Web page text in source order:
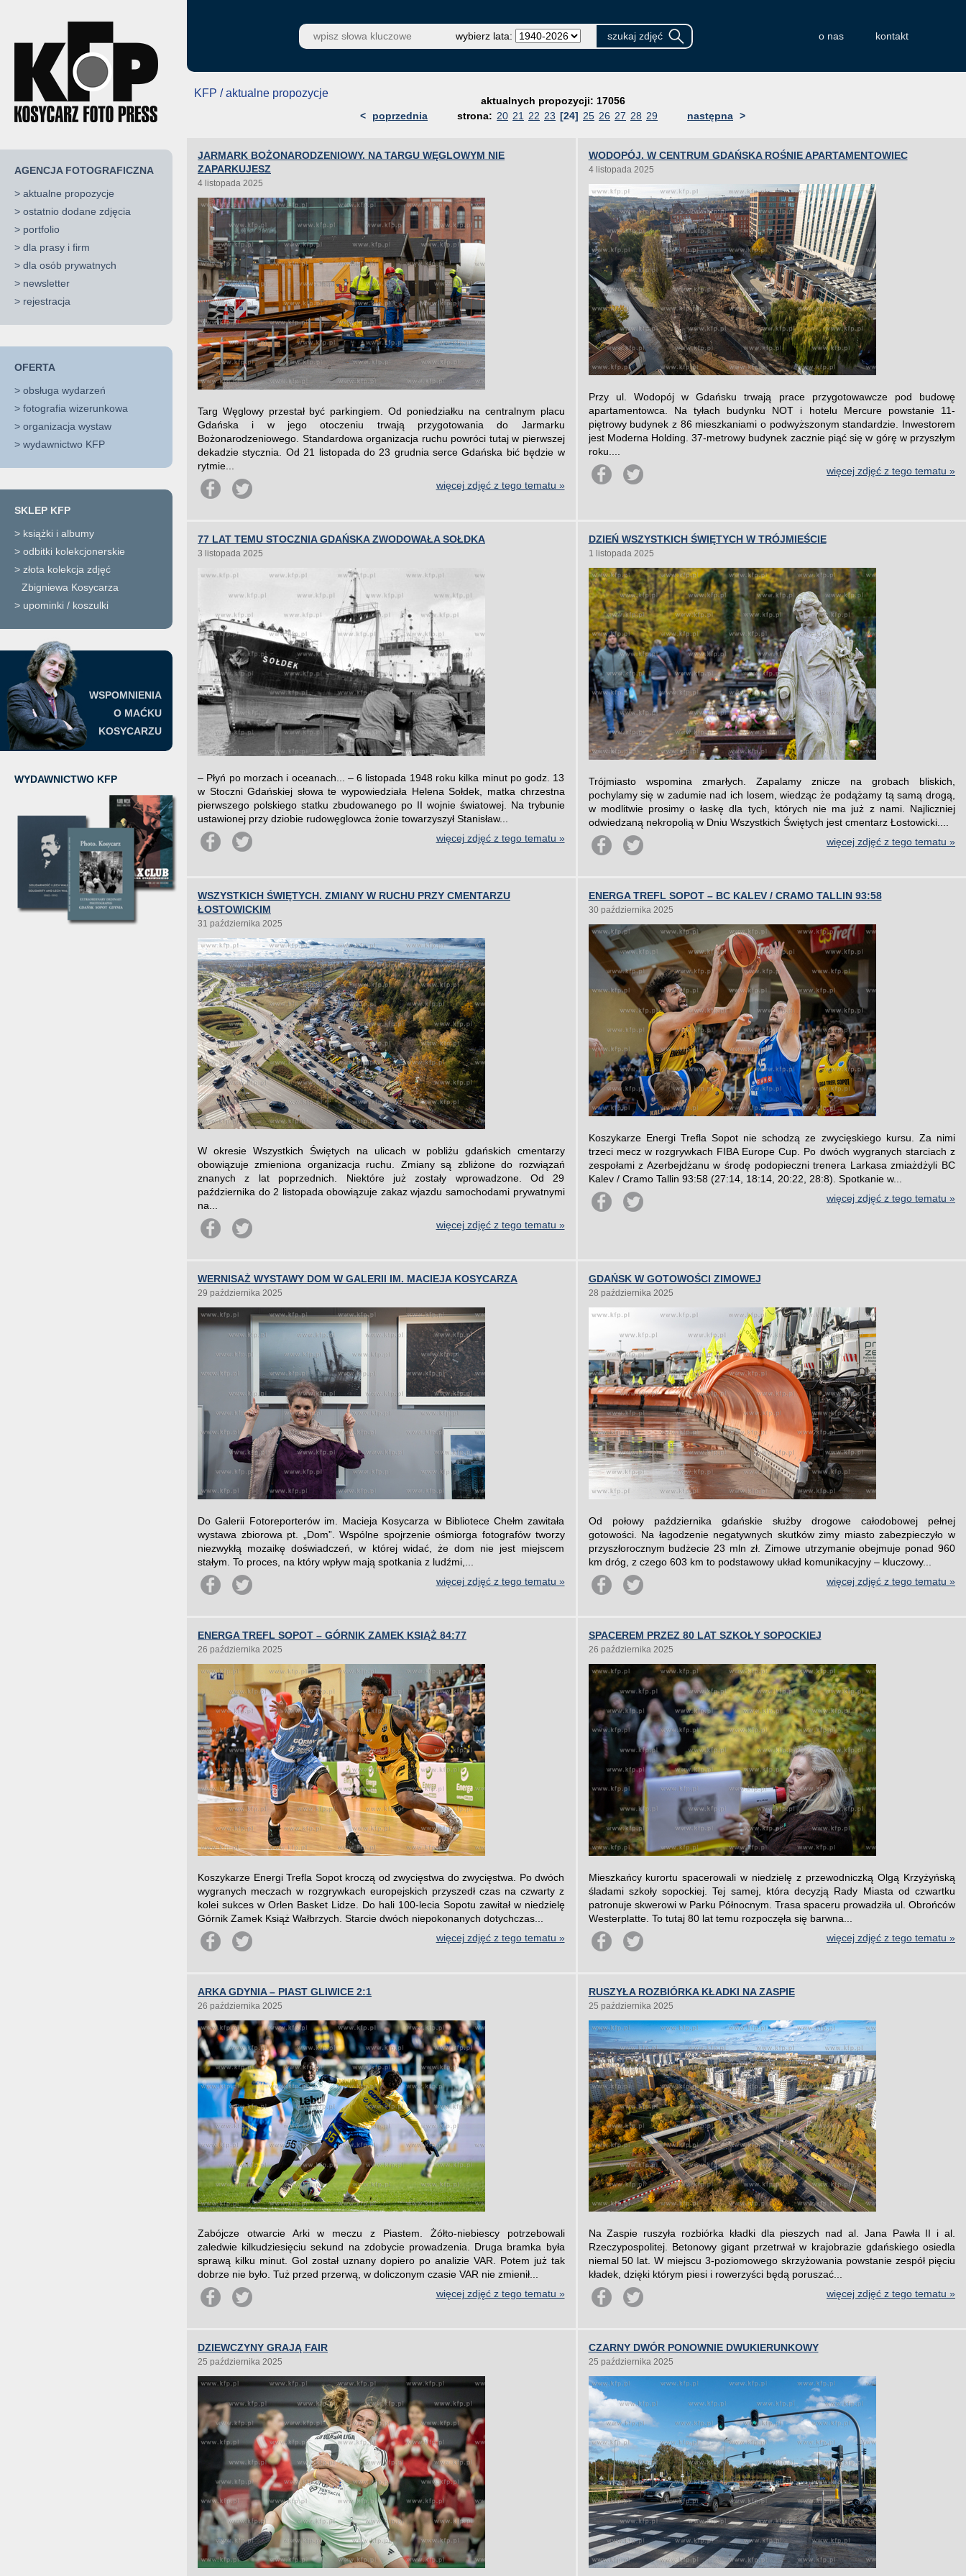
AGENCJA FOTOGRAFICZNA
> aktualne propozycje
> ostatnio dodane zdjęcia
> portfolio
> dla prasy i firm
> dla osób prywatnych
> newsletter
> rejestracja
OFERTA
> obsługa wydarzeń
> fotografia wizerunkowa
> organizacja wystaw
> wydawnictwo KFP
SKLEP KFP
> książki i albumy
> odbitki kolekcjonerskie
> złota kolekcja zdjęć
Zbigniewa Kosycarza
> upominki / koszulki
WSPOMNIENIA
O MAĆKU
KOSYCARZU
WYDAWNICTWO KFP
wybierz lata: o nas kontakt
KFP / aktualne propozycje
aktualnych propozycji: 17056
<
poprzednia strona: 20 21 22 23 [24] 25 26 27 28 29 następna >
JARMARK BOŻONARODZENIOWY. NA TARGU WĘGLOWYM NIE
ZAPARKUJESZ
4 listopada 2025
Targ Węglowy przestał być parkingiem. Od poniedziałku na centralnym placu
Gdańska i w jego otoczeniu trwają przygotowania do Jarmarku
Bożonarodzeniowego. Standardowa organizacja ruchu powróci tutaj w pierwszej
dekadzie stycznia. Od 21 listopada do 23 grudnia serce Gdańska bić będzie w
rytmie...
więcej zdjęć z tego tematu »
WODOPÓJ. W CENTRUM GDAŃSKA ROŚNIE APARTAMENTOWIEC
4 listopada 2025
Przy ul. Wodopój w Gdańsku trwają prace przygotowawcze pod budowę
apartamentowca. Na tyłach budynku NOT i hotelu Mercure powstanie 11-
piętrowy budynek z 86 mieszkaniami o podwyższonym standardzie. Inwestorem
jest Moderna Holding. 37-metrowy budynek zacznie piąć się w górę w przyszłym
roku....
więcej zdjęć z tego tematu »
77 LAT TEMU STOCZNIA GDAŃSKA ZWODOWAŁA SOŁDKA
3 listopada 2025
– Płyń po morzach i oceanach... – 6 listopada 1948 roku kilka minut po godz. 13
w Stoczni Gdańskiej słowa te wypowiedziała Helena Sołdek, matka chrzestna
pierwszego polskiego statku zbudowanego po II wojnie światowej. Na trybunie
ustawionej przy dziobie rudowęglowca żonie towarzyszył Stanisław...
więcej zdjęć z tego tematu »
DZIEŃ WSZYSTKICH ŚWIĘTYCH W TRÓJMIEŚCIE
1 listopada 2025
Trójmiasto wspomina zmarłych. Zapalamy znicze na grobach bliskich,
pochylamy się w zadumie nad ich losem, wiedząc że podążamy tą samą drogą,
w modlitwie prosimy o łaskę dla tych, których nie ma już z nami. Najliczniej
odwiedzaną nekropolią w Dniu Wszystkich Świętych jest cmentarz Łostowicki....
więcej zdjęć z tego tematu »
WSZYSTKICH ŚWIĘTYCH. ZMIANY W RUCHU PRZY CMENTARZU
ŁOSTOWICKIM
31 października 2025
W okresie Wszystkich Świętych na ulicach w pobliżu gdańskich cmentarzy
obowiązuje zmieniona organizacja ruchu. Zmiany są zbliżone do rozwiązań
znanych z lat poprzednich. Niektóre już zostały wprowadzone. Od 29
października do 2 listopada obowiązuje zakaz wjazdu samochodami prywatnymi
na...
więcej zdjęć z tego tematu »
ENERGA TREFL SOPOT – BC KALEV / CRAMO TALLIN 93:58
30 października 2025
Koszykarze Energi Trefla Sopot nie schodzą ze zwycięskiego kursu. Za nimi
trzeci mecz w rozgrywkach FIBA Europe Cup. Po dwóch wygranych starciach z
zespołami z Azerbejdżanu w środę podopieczni trenera Larkasa zmiażdżyli BC
Kalev / Cramo Tallin 93:58 (27:14, 18:14, 20:22, 28:8). Spotkanie w...
więcej zdjęć z tego tematu »
WERNISAŻ WYSTAWY DOM W GALERII IM. MACIEJA KOSYCARZA
29 października 2025
Do Galerii Fotoreporterów im. Macieja Kosycarza w Bibliotece Chełm zawitała
wystawa zbiorowa pt. „Dom”. Wspólne spojrzenie ośmiorga fotografów tworzy
niezwykłą mozaikę doświadczeń, w której widać, że dom nie jest miejscem
stałym. To proces, na który wpływ mają spotkania z ludźmi,...
więcej zdjęć z tego tematu »
GDAŃSK W GOTOWOŚCI ZIMOWEJ
28 października 2025
Od połowy października gdańskie służby drogowe całodobowej pełnej
gotowości. Na łagodzenie negatywnych skutków zimy miasto zabezpieczyło w
przyszłorocznym budżecie 23 mln zł. Zimowe utrzymanie obejmuje ponad 960
km dróg, z czego 603 km to podstawowy układ komunikacyjny – kluczowy...
więcej zdjęć z tego tematu »
ENERGA TREFL SOPOT – GÓRNIK ZAMEK KSIĄŻ 84:77
26 października 2025
Koszykarze Energi Trefla Sopot kroczą od zwycięstwa do zwycięstwa. Po dwóch
wygranych meczach w rozgrywkach europejskich przyszedł czas na czwarty z
kolei sukces w Orlen Basket Lidze. Do hali 100-lecia Sopotu zawitał w niedzielę
Górnik Zamek Książ Wałbrzych. Starcie dwóch niepokonanych dotychczas...
więcej zdjęć z tego tematu »
SPACEREM PRZEZ 80 LAT SZKOŁY SOPOCKIEJ
26 października 2025
Mieszkańcy kurortu spacerowali w niedzielę z przewodniczką Olgą Krzyżyńską
śladami szkoły sopockiej. Tej samej, która decyzją Rady Miasta od czwartku
patronuje skwerowi w Parku Północnym. Trasa spaceru prowadziła ul. Obrońców
Westerplatte. To tutaj 80 lat temu rozpoczęła się barwna...
więcej zdjęć z tego tematu »
ARKA GDYNIA – PIAST GLIWICE 2:1
26 października 2025
Zabójcze otwarcie Arki w meczu z Piastem. Żółto-niebiescy potrzebowali
zaledwie kilkudziesięciu sekund na zdobycie prowadzenia. Druga bramka była
sprawą kilku minut. Gol został uznany dopiero po analizie VAR. Potem już tak
dobrze nie było. Tuż przed przerwą, w doliczonym czasie VAR nie zmienił...
więcej zdjęć z tego tematu »
RUSZYŁA ROZBIÓRKA KŁADKI NA ZASPIE
25 października 2025
Na Zaspie ruszyła rozbiórka kładki dla pieszych nad al. Jana Pawła II i al.
Rzeczypospolitej. Betonowy gigant przetrwał w krajobrazie gdańskiego osiedla
niemal 50 lat. W miejscu 3-poziomowego skrzyżowania powstanie zespół pięciu
kładek, dzięki którym piesi i rowerzyści będą poruszać...
więcej zdjęć z tego tematu »
DZIEWCZYNY GRAJĄ FAIR
25 października 2025
CZARNY DWÓR PONOWNIE DWUKIERUNKOWY
25 października 2025